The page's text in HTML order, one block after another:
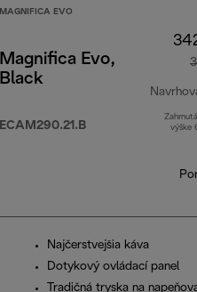
1 049,00 €
MAGNIFICA EVO
Magnifica Evo,
Black
ECAM290.21.B
výške
Najčerstvejšia káva
Dotykový ovládací panel
Tradičná tryska na